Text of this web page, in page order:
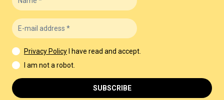
Privacy Policy
I have read and accept.
I am not a robot.
SUBSCRIBE